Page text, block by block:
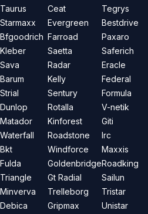
Taurus
Starmaxx
Bfgoodrich
Kleber
Sava
Barum
Strial
Dunlop
Matador
Waterfall
Bkt
Fulda
Triangle
Minverva
Debica
Ceat
Evergreen
Farroad
Saetta
Radar
Kelly
Sentury
Rotalla
Kinforest
Roadstone
Windforce
Goldenbridge
Gt Radial
Trelleborg
Gripmax
Tegrys
Bestdrive
Paxaro
Saferich
Eracle
Federal
Formula
V-netik
Giti
Irc
Maxxis
Roadking
Sailun
Tristar
Unistar